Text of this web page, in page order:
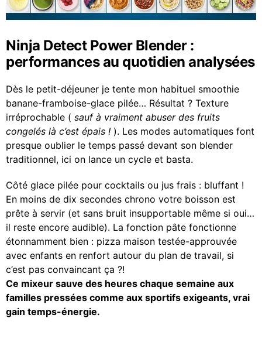
Ninja Detect Power Blender :
performances au quotidien analysées
Dès le petit-déjeuner je tente mon habituel smoothie
banane-framboise-glace pilée… Résultat ? Texture
irréprochable ( sauf à vraiment abuser des fruits
congelés là c’est épais ! ). Les modes automatiques font
presque oublier le temps passé devant son blender
traditionnel, ici on lance un cycle et basta.
Côté glace pilée pour cocktails ou jus frais : bluffant !
En moins de dix secondes chrono votre boisson est
prête à servir (et sans bruit insupportable même si oui…
il reste encore audible). La fonction pâte fonctionne
étonnamment bien : pizza maison testée-approuvée
avec enfants en renfort autour du plan de travail, si
c’est pas convaincant ça ?!
Ce mixeur sauve des heures chaque semaine aux
familles pressées comme aux sportifs exigeants, vrai
gain temps-énergie.